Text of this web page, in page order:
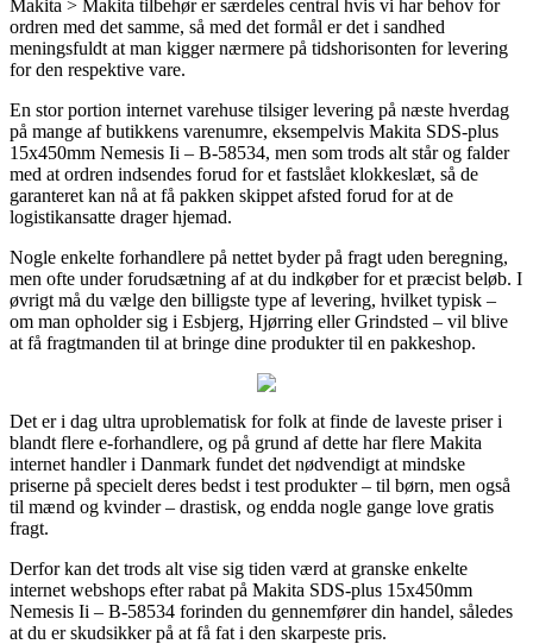
Makita > Makita tilbehør er særdeles central hvis vi har behov for
ordren med det samme, så med det formål er det i sandhed
meningsfuldt at man kigger nærmere på tidshorisonten for levering
for den respektive vare.
En stor portion internet varehuse tilsiger levering på næste hverdag
på mange af butikkens varenumre, eksempelvis Makita SDS-plus
15x450mm Nemesis Ii – B-58534, men som trods alt står og falder
med at ordren indsendes forud for et fastslået klokkeslæt, så de
garanteret kan nå at få pakken skippet afsted forud for at de
logistikansatte drager hjemad.
Nogle enkelte forhandlere på nettet byder på fragt uden beregning,
men ofte under forudsætning af at du indkøber for et præcist beløb. I
øvrigt må du vælge den billigste type af levering, hvilket typisk –
om man opholder sig i Esbjerg, Hjørring eller Grindsted – vil blive
at få fragtmanden til at bringe dine produkter til en pakkeshop.
Det er i dag ultra uproblematisk for folk at finde de laveste priser i
blandt flere e-forhandlere, og på grund af dette har flere Makita
internet handler i Danmark fundet det nødvendigt at mindske
priserne på specielt deres bedst i test produkter – til børn, men også
til mænd og kvinder – drastisk, og endda nogle gange love gratis
fragt.
Derfor kan det trods alt vise sig tiden værd at granske enkelte
internet webshops efter rabat på Makita SDS-plus 15x450mm
Nemesis Ii – B-58534 forinden du gennemfører din handel, således
at du er skudsikker på at få fat i den skarpeste pris.